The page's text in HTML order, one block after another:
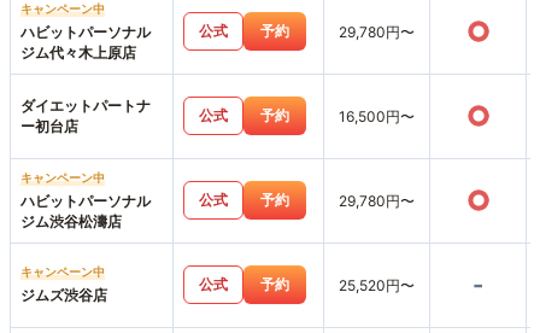
キャンペーン中
ハビットパーソナル
ジム代々木上原店
公式 予約 29,780円〜 ○
ダイエットパートナ
ー初台店
公式 予約 16,500円〜 ○
キャンペーン中
ハビットパーソナル
ジム渋谷松濤店
公式 予約 29,780円〜 ○
キャンペーン中
ジムズ渋谷店
公式 予約 25,520円〜 -